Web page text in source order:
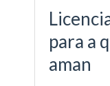
para a
aman